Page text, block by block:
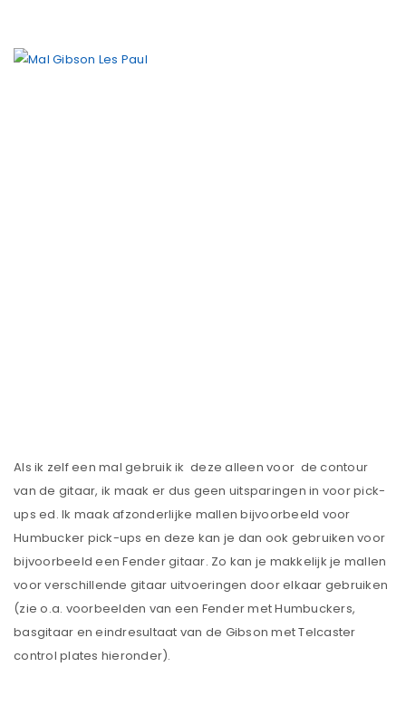
Als ik zelf een mal gebruik ik deze alleen voor de contour
van de gitaar, ik maak er dus geen uitsparingen in voor pick-
ups ed. Ik maak afzonderlijke mallen bijvoorbeeld voor
Humbucker pick-ups en deze kan je dan ook gebruiken voor
bijvoorbeeld een Fender gitaar. Zo kan je makkelijk je mallen
voor verschillende gitaar uitvoeringen door elkaar gebruiken
(zie o.a. voorbeelden van een Fender met Humbuckers,
basgitaar en eindresultaat van de Gibson met Telcaster
control plates hieronder).